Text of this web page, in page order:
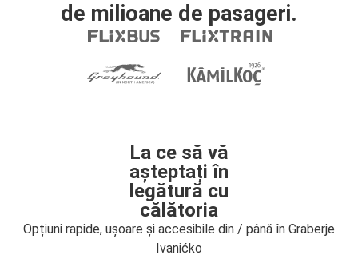
de milioane de pasageri.
La ce să vă
așteptați în
legătură cu
călătoria
Opțiuni rapide, ușoare și accesibile din / până în Graberje
Ivanićko